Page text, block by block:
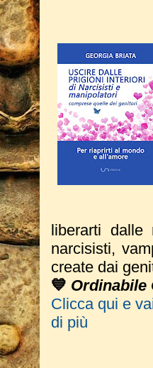
liberarti dalle
narcisisti,
create dai
💙 Ordinabile
Clicca qui e
di più